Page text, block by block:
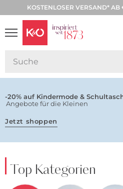
KOSTENLOSER VERSAND*
30 TAGE
-20% auf Kindermode &
Angebote für die Kleinen
Jetzt shoppen
Top Kategorien